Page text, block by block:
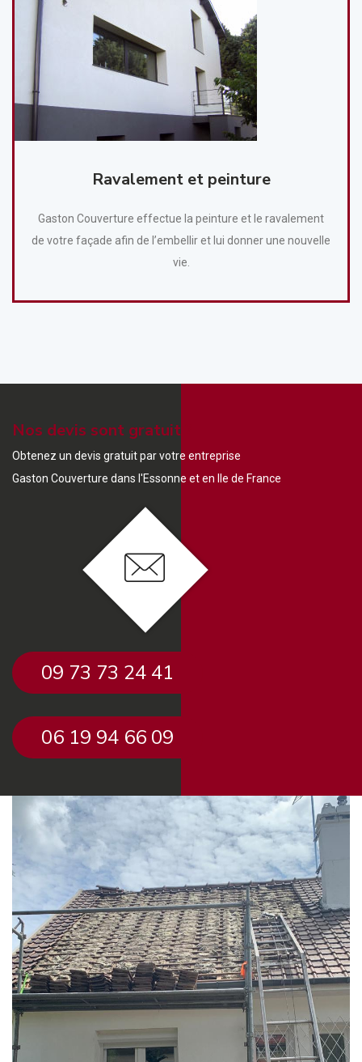
Ravalement et peinture
Gaston Couverture effectue la peinture et le ravalement
de votre façade afin de l’embellir et lui donner une nouvelle
vie.
Nos devis sont gratuit ?
Obtenez un devis gratuit par votre entreprise
Gaston Couverture dans l'Essonne et en Ile de France
09 73 73 24 41
06 19 94 66 09